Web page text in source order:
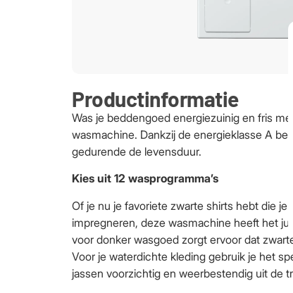
Productinformatie
Was je beddengoed energiezuinig en fris
wasmachine. Dankzij de energieklasse A
gedurende de levensduur.
Kies uit 12 wasprogramma’s
Of je nu je favoriete zwarte shirts hebt die je
impregneren, deze wasmachine heeft het
voor donker wasgoed zorgt ervoor dat
Voor je waterdichte kleding gebruik je het
jassen voorzichtig en weerbestendig uit de